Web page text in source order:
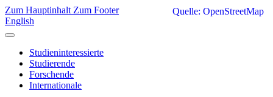
Zum Hauptinhalt Zum Footer
English
Studieninteressierte
Studierende
Forschende
Internationale
Quelle: OpenStreetMap